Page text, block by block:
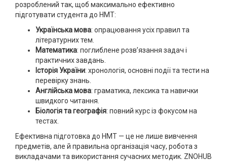
розроблений так, щоб максимально ефективно
підготувати студента до НМТ:
Українська мова: опрацювання усіх правил та
літературних тем.
Математика: поглиблене розв’язання задач і
практичних завдань.
Історія України: хронологія, основні події та тести на
перевірку знань.
Англійська мова: граматика, лексика та навички
швидкого читання.
Біологія та географія: повний курс із фокусом на
тестах.
Ефективна підготовка до НМТ — це не лише вивчення
предметів, але й правильна організація часу, робота з
викладачами та використання сучасних методик. ZNOHUB